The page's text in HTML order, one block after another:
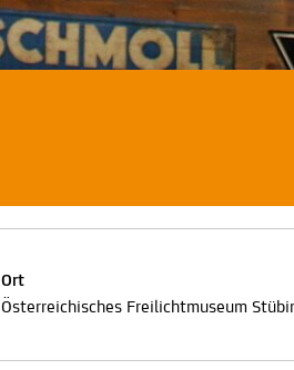
Ort
Österreichisches Freilichtmuseum